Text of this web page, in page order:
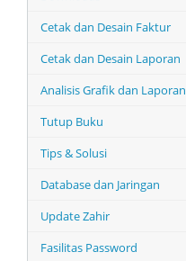
Cetak dan Desain Faktur
Cetak dan Desain Laporan
Analisis Grafik dan Laporan
Tutup Buku
Tips & Solusi
Database dan Jaringan
Update Zahir
Fasilitas Password